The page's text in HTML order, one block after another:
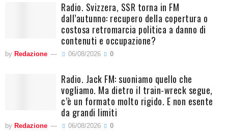
Radio. Svizzera, SSR torna in FM
dall’autunno: recupero della copertura o
costosa retromarcia politica a danno di
contenuti e occupazione?
by Redazione 06/08/2026 0
Radio. Jack FM: suoniamo quello che
vogliamo. Ma dietro il train-wreck segue,
c’è un formato molto rigido. E non esente
da grandi limiti
by Redazione 06/08/2026 0